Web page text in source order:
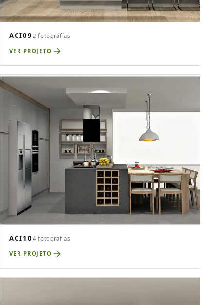
ACI09 2 fotografias
VER PROJETO
ACI10 4 fotografias
VER PROJETO